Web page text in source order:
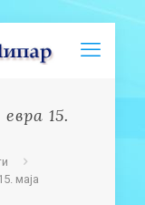
15.
маја